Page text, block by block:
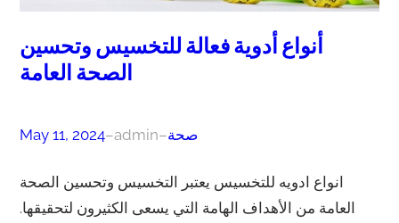
أنواع أدوية فعالة للتخسيس وتحسين
الصحة العامة
May 11, 2024–admin–صحة
انواع ادويه للتخسيس يعتبر التخسيس وتحسين الصحة
العامة من الأهداف الهامة التي يسعى الكثيرون لتحقيقها.